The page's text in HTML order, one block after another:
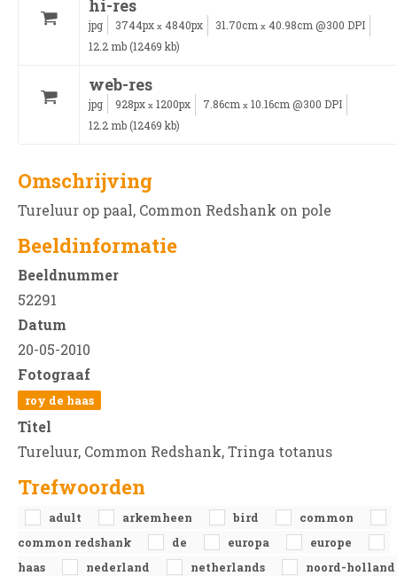
hi-res
jpg 3744px x 4840px 31.70cm x 40.98cm @300 DPI
12.2 mb (12469 kb)
web-res
jpg 928px x 1200px 7.86cm x 10.16cm @300 DPI
12.2 mb (12469 kb)
Omschrijving
Tureluur op paal, Common Redshank on pole
Beeldinformatie
Beeldnummer
52291
Datum
20-05-2010
Fotograaf
roy de haas
Titel
Tureluur, Common Redshank, Tringa totanus
Trefwoorden
adult arkemheen bird
common
common redshank
de europa
europe
haas
nederland netherlands
noord-holland